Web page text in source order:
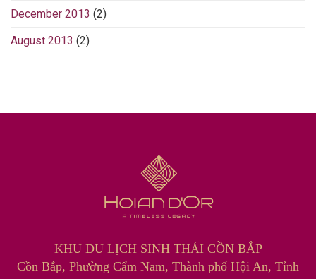
December 2013 (2)
August 2013 (2)
KHU DU LỊCH SINH THÁI CỒN BẮP
Cồn Bắp, Phường Cẩm Nam, Thành phố Hội An, Tỉnh